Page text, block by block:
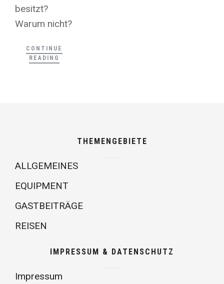
besitzt?
Warum nicht?
CONTINUE
READING
THEMENGEBIETE
ALLGEMEINES
EQUIPMENT
GASTBEITRÄGE
REISEN
IMPRESSUM & DATENSCHUTZ
Impressum